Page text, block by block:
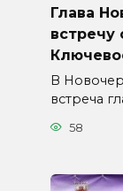
Глава
встречу
В
встреча
58